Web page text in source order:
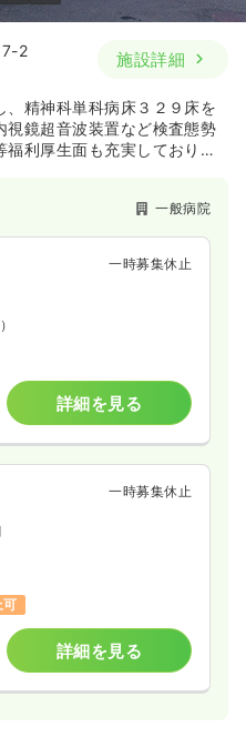
2 施設詳細
精神科単科病床３２９床を
鏡超音波装置など検査態勢
利厚生面も充実しておりま
一般病院
一時募集休止
詳細を見る
一時募集休止
可
詳細を見る